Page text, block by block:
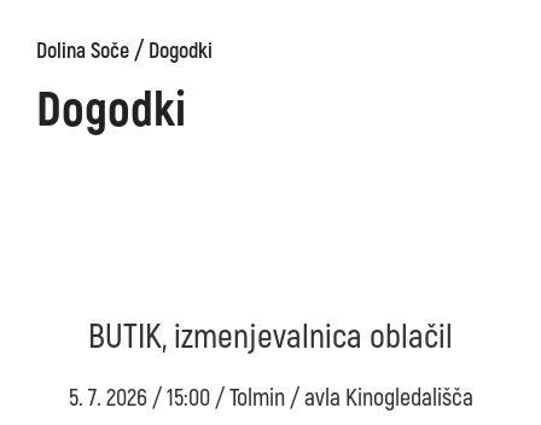
Dolina Soče/Dogodki
Dogodki
BUTIK, izmenjevalnica oblačil
5. 7. 2026 / 15:00 / Tolmin / avla Kinogledališča